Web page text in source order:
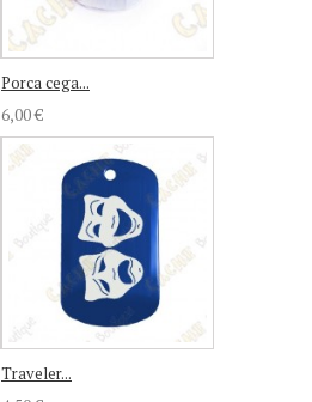
Porca cega...
6,00 €
Traveler...